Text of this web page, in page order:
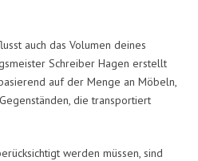
auch das Volumen deines
Schreiber Hagen erstellt
auf der Menge an Möbeln,
die transportiert
werden müssen, sind